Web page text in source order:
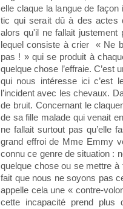
elle claque la langue de façon
tic qui serait dû à des actes
alors qu'il ne fallait
lequel consiste à crier « Ne
pas ! » qui se produit à
quelque chose l’effraie.
qui nous intéresse ici c’est
l’incident avec les chevaux.
de bruit. Concernant le
de sa fille malade qui venait
ne fallait surtout pas qu’elle
grand effroi de Mme Emmy
connu ce genre de situation :
quelque chose ou se mettre
fait que nous ne soyons pas
appelle cela une « contre-
cette incapacité prend plus